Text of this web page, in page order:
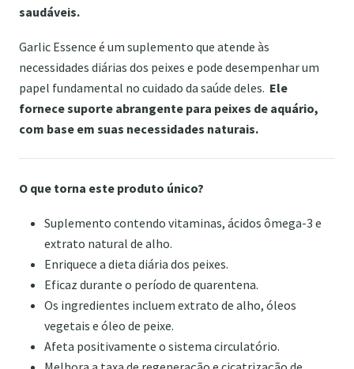
saudáveis.
Garlic Essence é um suplemento que atende às
necessidades diárias dos peixes e pode desempenhar um
papel fundamental no cuidado da saúde deles. Ele
fornece suporte abrangente para peixes de aquário,
com base em suas necessidades naturais.
O que torna este produto único?
Suplemento contendo vitaminas, ácidos ômega-3 e
extrato natural de alho.
Enriquece a dieta diária dos peixes.
Eficaz durante o período de quarentena.
Os ingredientes incluem extrato de alho, óleos
vegetais e óleo de peixe.
Afeta positivamente o sistema circulatório.